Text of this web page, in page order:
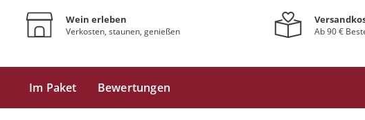
Wein erleben
Verkosten, staunen, genießen Ab 90 €
Im Paket Bewertungen